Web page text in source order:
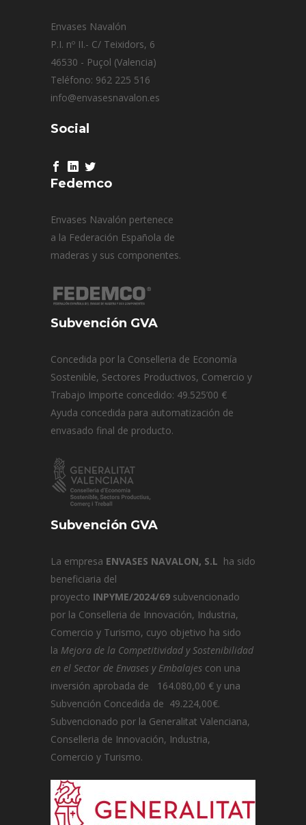
Envases Navalón
P.I. nº II.- C/ Teixidors, 6
46530 - Puçol (Valencia)
Teléfono: 962 225 516
info@envasesnavalon.es
Social
Fedemco
Envases Navalón pertenece
a la Federación Española de
maderas y sus componentes.
Subvención GVA
Concedida por la Conselleria de Economía
Sostenible, Sectores Productivos, Comercio y
Trabajo Importe concedido: 49.525’00 €
Ayuda concedida para automatización de
envasado final de producto.
Subvención GVA
La empresa ENVASES NAVALON, S.L ha sido
beneficiaria del
proyecto INPYME/2024/69 subvencionado
por la Conselleria de Innovación, Industria,
Comercio y Turismo, cuyo objetivo ha sido
la Mejora de la Competitividad y Sostenibilidad
en el Sector de Envases y Embalajes con una
inversión aprobada de 164.080,00 € y una
Subvención Concedida de 49.224,00€.
Subvencionado por la Generalitat Valenciana,
Conselleria de Innovación, Industria,
Comercio y Turismo.